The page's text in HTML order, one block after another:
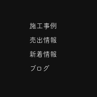
施工事例
売出情報
新着情報
ブログ